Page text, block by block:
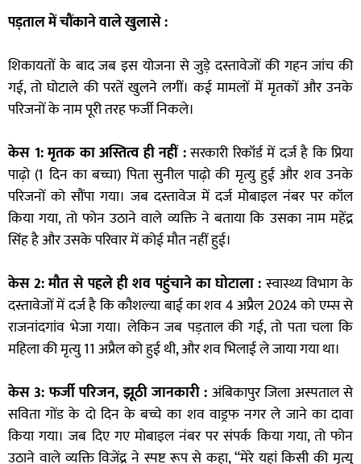
पड़ताल में चौंकाने वाले खुलासे :
शिकायतों के बाद जब इस योजना से जुड़े दस्तावेजों की गहन जांच की
गई, तो घोटाले की परतें खुलने लगीं। कई मामलों में मृतकों और उनके
परिजनों के नाम पूरी तरह फर्जी निकले।
केस 1: मृतक का अस्तित्व ही नहीं :सरकारी रिकॉर्ड में दर्ज है कि प्रिया
पाढ़ो (1 दिन का बच्चा) पिता सुनील पाढ़ो की मृत्यु हुई और शव उनके
परिजनों को सौंपा गया। जब दस्तावेज में दर्ज मोबाइल नंबर पर कॉल
किया गया, तो फोन उठाने वाले व्यक्ति ने बताया कि उसका नाम महेंद्र
सिंह है और उसके परिवार में कोई मौत नहीं हुई।
केस 2: मौत से पहले ही शव पहुंचाने का घोटाला :स्वास्थ्य विभाग के
दस्तावेजों में दर्ज है कि कौशल्या बाई का शव 4 अप्रैल 2024 को एम्स से
राजनांदगांव भेजा गया। लेकिन जब पड़ताल की गई, तो पता चला कि
महिला की मृत्यु 11 अप्रैल को हुई थी, और शव भिलाई ले जाया गया था।
केस 3: फर्जी परिजन, झूठी जानकारी : अंबिकापुर जिला अस्पताल से
सविता गोंड के दो दिन के बच्चे का शव वाड्रफ नगर ले जाने का दावा
किया गया। जब दिए गए मोबाइल नंबर पर संपर्क किया गया, तो फोन
उठाने वाले व्यक्ति विजेंद्र ने स्पष्ट रूप से कहा, “मेरे यहां किसी की मृत्यु